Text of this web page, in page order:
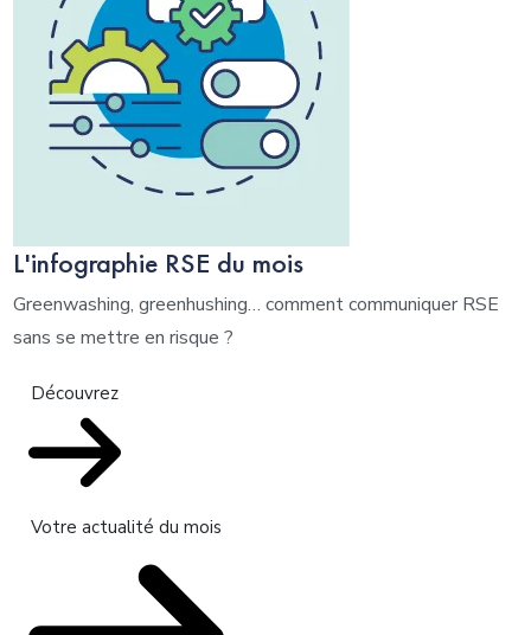
L'infographie RSE du mois
Greenwashing, greenhushing… comment communiquer RSE
sans se mettre en risque ?
Découvrez
Votre actualité du mois